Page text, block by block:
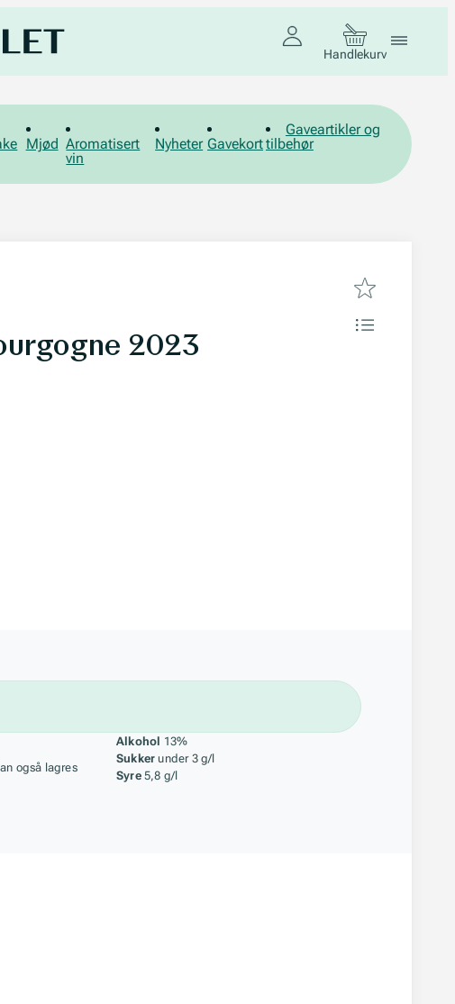
Handlekurv
Mjød Aromatisert
vin
Nyheter Gavekort
Gaveartikler og
tilbehør
2023
råstoff
også lagres
Alkohol 13%
Sukker under 3 g/l
Syre 5,8 g/l